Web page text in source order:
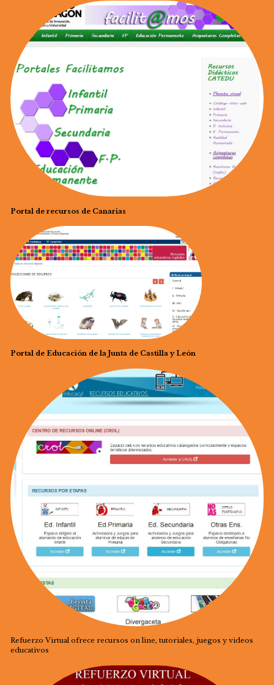
Portal de recursos de Canarias
Portal de Educación de la Junta de Castilla y León
Refuerzo Virtual ofrece recursos on line, tutoriales, juegos y videos
educativos